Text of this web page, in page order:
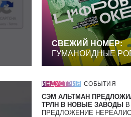
СВЕЖИЙ НОМЕР:
ГУМАНОИДНЫЕ
ИНДУСТРИЯ СОБЫТИЯ
СЭМ АЛЬТМАН
ТРЛН В НОВЫЕ ЗАВОДЫ
В
ПРЕДЛОЖЕНИЕ